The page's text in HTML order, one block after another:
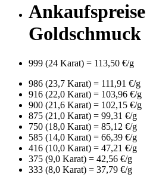
Ankaufspreise
Goldschmuck
999 (24 Karat) = 113,50 €/g
986 (23,7 Karat) = 111,91 €/g
916 (22,0 Karat) = 103,96 €/g
900 (21,6 Karat) = 102,15 €/g
875 (21,0 Karat) = 99,31 €/g
750 (18,0 Karat) = 85,12 €/g
585 (14,0 Karat) = 66,39 €/g
416 (10,0 Karat) = 47,21 €/g
375 (9,0 Karat) = 42,56 €/g
333 (8,0 Karat) = 37,79 €/g